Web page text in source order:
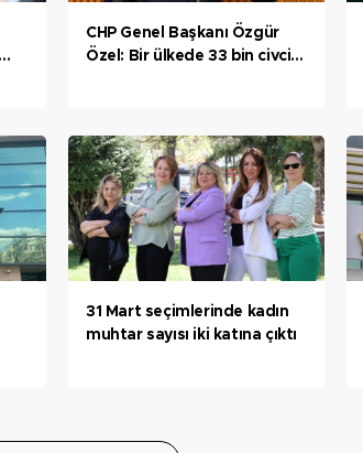
CHP Genel Başkanı Özgür
Özel: Bir ülkede 33 bin civciv
31 Mart seçimlerinde kadın
muhtar sayısı iki katına çıktı